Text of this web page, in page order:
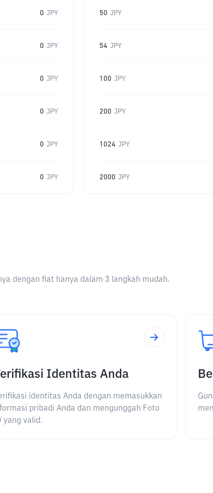
0 JPY
0 JPY
0 JPY
0 JPY
0 JPY
0 JPY
50 JPY
54 JPY
100 JPY
200 JPY
1024 JPY
2000 JPY
dengan fiat hanya dalam 3 langkah mudah.
Identitas Anda
identitas Anda dengan memasukkan
pribadi Anda dan mengunggah Foto
yang valid.